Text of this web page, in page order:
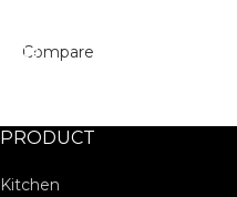
Compare
PRODUCT
Kitchen